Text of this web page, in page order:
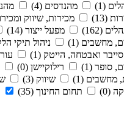
(1) מהנדסים (4)
(13) מכירות, שיווק
(162) מפעל ייצור (14)
מחשבים (1) ניהול תיקי
סייבר ואבטחה, הייטק (1)
סופר (1) רילוקיישן (0)
מחשבים (1) שיווק (3)
(0) תחום החינוך (35)